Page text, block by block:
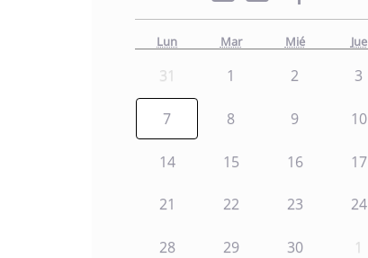
Lun Mar Mié Jue
31 1 2 3
7 8 9 10
14 15 16 17
21 22 23 24
28 29 30 1